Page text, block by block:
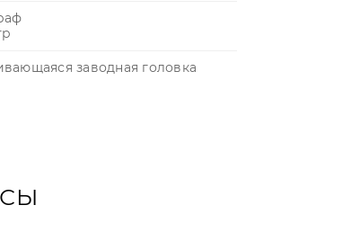
заводная головка